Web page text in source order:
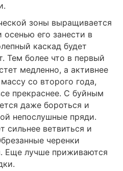
зоны выращивается
осенью его занести в
каскад будет
Тем более что в первый
медленно, а активнее
со второго года,
прекраснее. С буйным
даже бороться и
непослушные пряди.
сильнее ветвиться и
черенки
Еще лучше приживаются